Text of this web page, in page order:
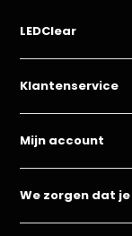
LEDClear
Klantenservice
Mijn account
We zorgen dat